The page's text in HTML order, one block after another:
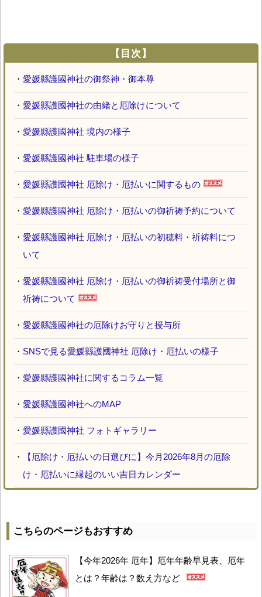
【目次】
・ 愛媛縣護國神社の御祭神・御本尊
・ 愛媛縣護國神社の由緒と厄除けについて
・ 愛媛縣護國神社 境内の様子
・ 愛媛縣護國神社 駐車場の様子
・ 愛媛縣護國神社 厄除け・厄払いに関するもの
・ 愛媛縣護國神社 厄除け・厄払いの御祈祷予約について
・ 愛媛縣護國神社 厄除け・厄払いの初穂料・祈祷料につ
いて
・ 愛媛縣護國神社 厄除け・厄払いの御祈祷受付場所と御
祈祷について
・ 愛媛縣護國神社の厄除けお守りと授与所
・ SNSで見る愛媛縣護國神社 厄除け・厄払いの様子
・ 愛媛縣護國神社に関するコラム一覧
・ 愛媛縣護國神社へのMAP
・ 愛媛縣護國神社 フォトギャラリー
・
【厄除け・厄払いの日選びに】今月2026年8月の厄除
け・厄払いに縁起のいい吉日カレンダー
こちらのページもおすすめ
【今年2026年 厄年】厄年年齢早見表、厄年
とは？年齢は？数え方など